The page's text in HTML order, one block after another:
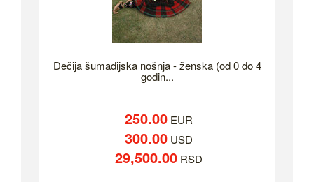
Dečija šumadijska nošnja - ženska (od 0 do 4
godin...
250.00 EUR
300.00 USD
29,500.00 RSD